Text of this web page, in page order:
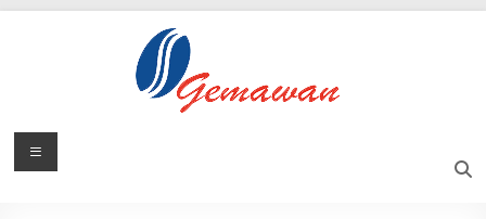
Lembaga
Swadaya
Menu